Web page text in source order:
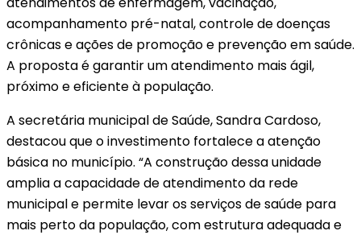
acompanhamento pré-natal, controle de doenças
crônicas e ações de promoção e prevenção em saúde.
A proposta é garantir um atendimento mais ágil,
próximo e eficiente à população.
A secretária municipal de Saúde, Sandra Cardoso,
destacou que o investimento fortalece a atenção
básica no município. “A construção dessa unidade
amplia a capacidade de atendimento da rede
municipal e permite levar os serviços de saúde para
mais perto da população, com estrutura adequada e